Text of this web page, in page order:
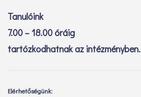
Tanulóink
7.00 – 18.00 óráig
tartózkodhatnak az intézményben.
Elérhetőségünk: